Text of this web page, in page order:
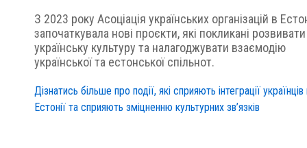
З 2023 року Асоціація українських організацій в
започаткувала нові проєкти, які покликані розвивати
українську культуру та налагоджувати взаємодію
української та естонської спільнот.
Дізнатись більше про події, які сприяють інтеграції українців
Естонії та сприяють зміцненню культурних зв’язків